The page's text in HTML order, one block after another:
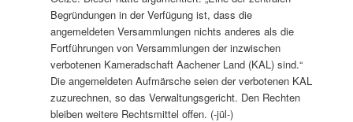
Begründungen in der Verfügung ist, dass die
angemeldeten Versammlungen nichts anderes als die
Fortführungen von Versammlungen der inzwischen
verbotenen Kameradschaft Aachener Land (KAL) sind.“
Die angemeldeten Aufmärsche seien der verbotenen KAL
zuzurechnen, so das Verwaltungsgericht. Den Rechten
bleiben weitere Rechtsmittel offen. (-jül-)